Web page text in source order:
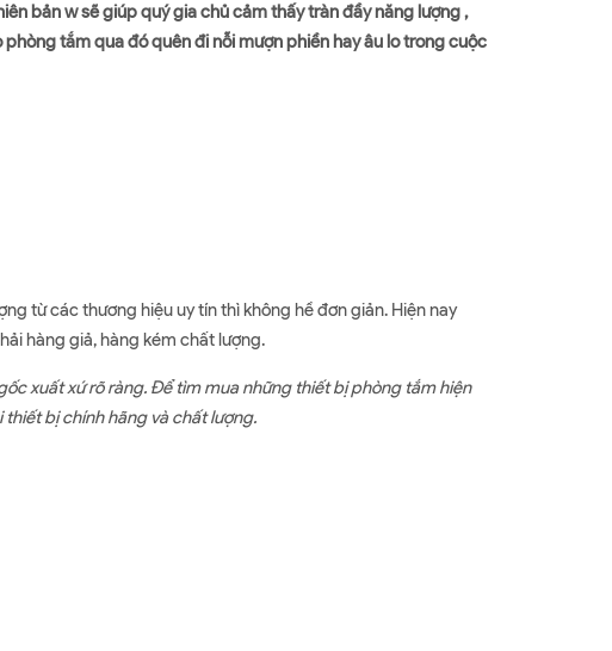
bản w sẽ giúp quý gia chủ cảm thấy tràn đầy năng lượng ,
tắm qua đó quên đi nỗi mượn phiền hay âu lo trong cuộc
từ các thương hiệu uy tín thì không hề đơn giản. Hiện nay
hàng giả, hàng kém chất lượng.
xuất xứ rõ ràng. Để tìm mua những thiết bị phòng tắm hiện
bị chính hãng và chất lượng.